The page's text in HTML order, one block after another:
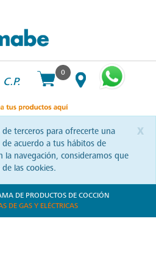
C.P.
0
x
terceros para ofrecerte una
acuerdo a tus hábitos de
la navegación, consideramos que
las cookies.
DE PRODUCTOS DE COCCIÓN
DE GAS Y ELÉCTRICAS